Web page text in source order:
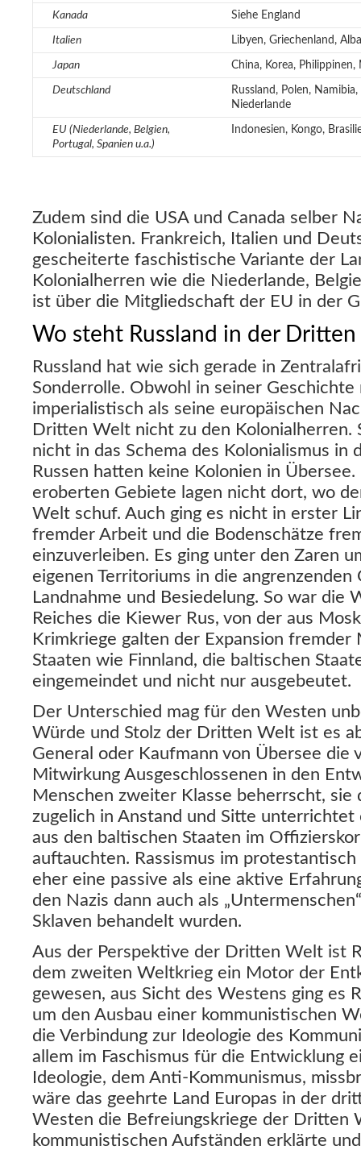
Kanada Siehe England
Italien Libyen, Griechenland,
Japan China, Korea, Philippinen,
Deutschland
Russland, Polen,
Niederlande
EU (Niederlande, Belgien,
Portugal, Spanien u.a.)
Indonesien, Kongo,
Zudem sind die USA und Canada selber
Kolonialisten. Frankreich, Italien und
gescheiterte faschistische Variante der
Kolonialherren wie die Niederlande,
ist über die Mitgliedschaft der EU in der
Wo steht Russland in der
Russland hat wie sich gerade in
Sonderrolle. Obwohl in seiner
imperialistisch als seine europäischen
Dritten Welt nicht zu den Kolonialherren.
nicht in das Schema des Kolonialismus
Russen hatten keine Kolonien in
eroberten Gebiete lagen nicht dort, wo
Welt schuf. Auch ging es nicht in erster
fremder Arbeit und die Bodenschätze
einzuverleiben. Es ging unter den Zaren
eigenen Territoriums in die angrenzenden
Landnahme und Besiedelung. So war die
Reiches die Kiewer Rus, von der aus
Krimkriege galten der Expansion
Staaten wie Finnland, die baltischen
eingemeindet und nicht nur ausgebeutet.
Der Unterschied mag für den Westen
Würde und Stolz der Dritten Welt ist es
General oder Kaufmann von Übersee die
Mitwirkung Ausgeschlossenen in den
Menschen zweiter Klasse beherrscht,
zugelich in Anstand und Sitte
aus den baltischen Staaten im
auftauchten. Rassismus im
eher eine passive als eine aktive
den Nazis dann auch als
Sklaven behandelt wurden.
Aus der Perspektive der Dritten Welt ist
dem zweiten Weltkrieg ein Motor der
gewesen, aus Sicht des Westens ging es
um den Ausbau einer kommunistischen
die Verbindung zur Ideologie des
allem im Faschismus für die Entwicklung
Ideologie, dem Anti-Kommunismus,
wäre das geehrte Land Europas in der
Westen die Befreiungskriege der Dritten
kommunistischen Aufständen erklärte